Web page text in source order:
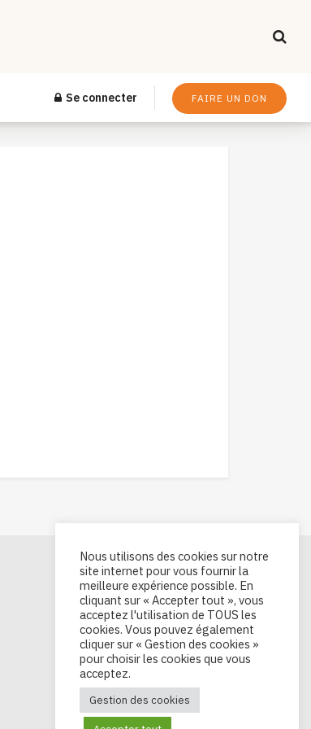
Se connecter FAIRE UN DON
Nous utilisons des cookies sur notre
site internet pour vous fournir la
meilleure expérience possible. En
cliquant sur « Accepter tout », vous
acceptez l'utilisation de TOUS les
cookies. Vous pouvez également
cliquer sur « Gestion des cookies »
pour choisir les cookies que vous
acceptez.
Gestion des cookies